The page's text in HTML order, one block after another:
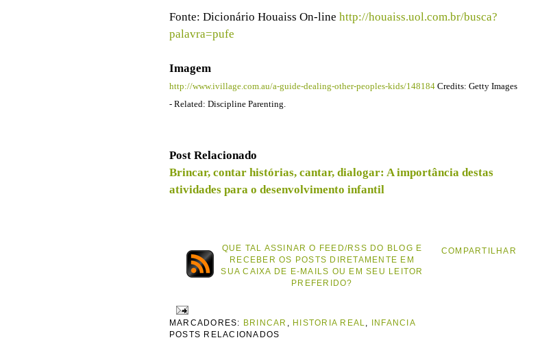
Fonte: Dicionário Houaiss On-line http://houaiss.uol.com.br/busca?
palavra=pufe
Imagem
http://www.ivillage.com.au/a-guide-dealing-other-peoples-kids/148184 Credits: Getty Images
- Related: Discipline Parenting.
Post Relacionado
Brincar, contar histórias, cantar, dialogar: A importância destas
atividades para o desenvolvimento infantil
COMPARTILHAR
QUE TAL ASSINAR O FEED/RSS DO BLOG E
RECEBER OS POSTS DIRETAMENTE EM
SUA CAIXA DE E-MAILS OU EM SEU LEITOR
PREFERIDO?
MARCADORES: BRINCAR , HISTORIA REAL,
INFANCIA
POSTS RELACIONADOS